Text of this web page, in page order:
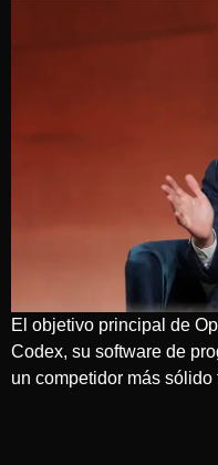
El objetivo principal de
Codex, su software de
un competidor más sólido